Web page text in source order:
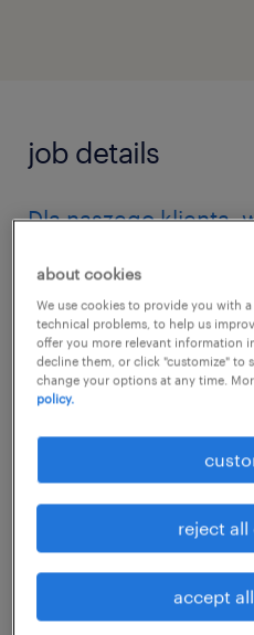
job details
Dla naszego klienta,
Nowego Dworu
poszukujemy
osób na stanowisko
Kontroli Jakości.
stanowisku w
przy produkcji
dermokosmetyków,
okołospożywczym
laboratorium
analityczne, ta
about cookies
We use cookies to provide you with
technical problems, to help us
offer you more relevant information
decline them, or click "customize" to
change your options at any time.
policy.
reject all
accept